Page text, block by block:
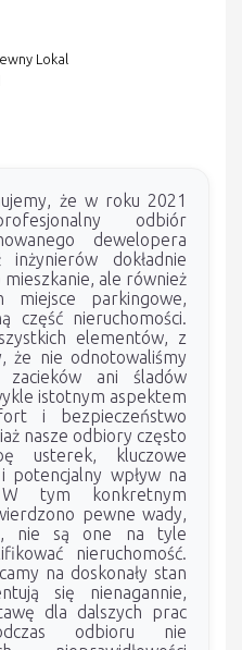
Lokal
że w roku 2021
odbiór
dewelopera
dokładnie
ale również
miejsce parkingowe,
część nieruchomości.
elementów, z
że nie odnotowaliśmy
zacieków ani śladów
istotnym aspektem
i bezpieczeństwo
nasze odbiory często
usterek, kluczowe
potencjalny wpływ na
W tym konkretnym
pewne wady,
nie są one na tyle
nieruchomość.
na doskonały stan
się nienagannie,
dla dalszych prac
odbioru nie